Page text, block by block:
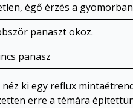
égő érzés a
panaszt okoz.
panasz
ki egy reflux
erre a témára